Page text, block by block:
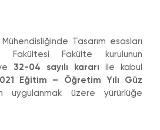
Tasarım esasları
Fakültesi Fakülte kurulunun
32-04 sayılı kararı ile kabul
Eğitim – Öğretim Yılı Güz
uygulanmak üzere yürürlüğe